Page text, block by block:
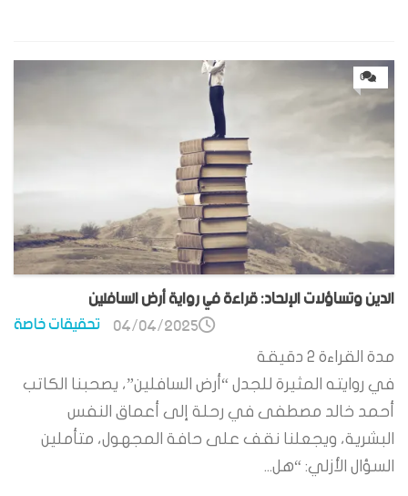
0
الدين وتساؤلات الإلحاد: قراءة في رواية أرض السافلين
تحقيقات خاصة 04/04/2025
مدة القراءة 2 دقيقة
في روايته المثيرة للجدل “أرض السافلين”، يصحبنا الكاتب
أحمد خالد مصطفى في رحلة إلى أعماق النفس
البشرية، ويجعلنا نقف على حافة المجهول، متأملين
السؤال الأزلي: “هل...